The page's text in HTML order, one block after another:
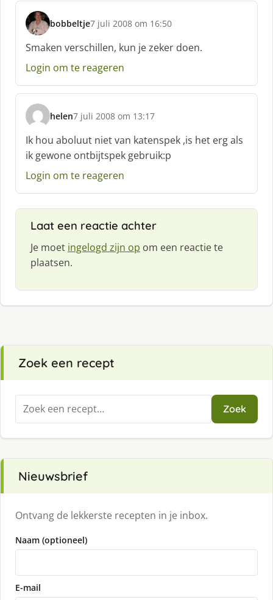
bobbeltje
s
c
h
r
e
f
:
7 juli 2008 om 16:50
Smaken verschillen, kun je zeker doen.
Login om te reageren
helen
s
c
h
r
e
:
7 juli 2008 om 13:17
Ik hou aboluut niet van katenspek ,is het erg als
ik gewone ontbijtspek gebruik:p
Login om te reageren
Laat een reactie achter
Je moet ingelogd zijn op om een reactie te
plaatsen.
Zoek een recept
Zoeken
naar:
Zoek
Nieuwsbrief
Ontvang de lekkerste recepten in je inbox.
Naam (optioneel)
E-mail